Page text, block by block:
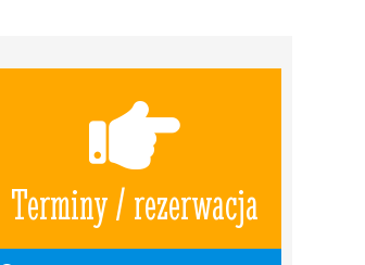
Terminy / rezerwacja